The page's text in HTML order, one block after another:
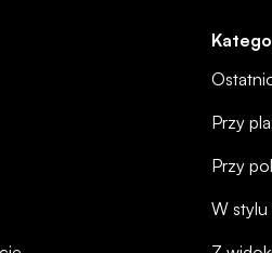
Przy
Przy
W stylu